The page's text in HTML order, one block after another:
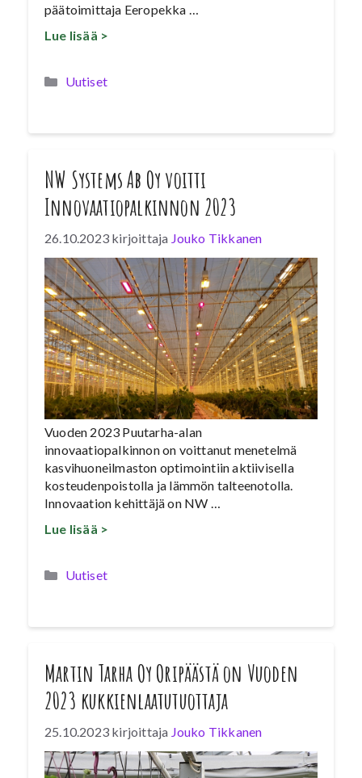
päätoimittaja Eeropekka …
Lue lisää >
Kategoriat
Uutiset
NW Systems Ab Oy voitti
Innovaatiopalkinnon 2023
26.10.2023 kirjoittaja Jouko Tikkanen
Vuoden 2023 Puutarha-alan
innovaatiopalkinnon on voittanut menetelmä
kasvihuoneilmaston optimointiin aktiivisella
kosteudenpoistolla ja lämmön talteenotolla.
Innovaation kehittäjä on NW …
Lue lisää >
Kategoriat
Uutiset
Martin Tarha Oy Oripäästä on Vuoden
2023 kukkienlaatutuottaja
25.10.2023 kirjoittaja Jouko Tikkanen